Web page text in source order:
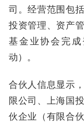
司。经营范围包
投资管理、资产
基金业协会完
动）。
合伙人信息显示
限公司、上海国
伙企业（有限合